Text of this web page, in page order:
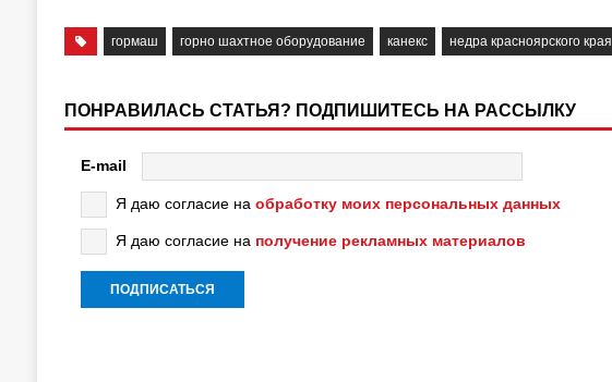
гормаш горно шахтное оборудование канекс недра красноярского края
ПОНРАВИЛАСЬ СТАТЬЯ? ПОДПИШИТЕСЬ НА РАССЫЛКУ
E-mail
Я даю согласие на обработку моих персональных данных
Я даю согласие на получение рекламных материалов